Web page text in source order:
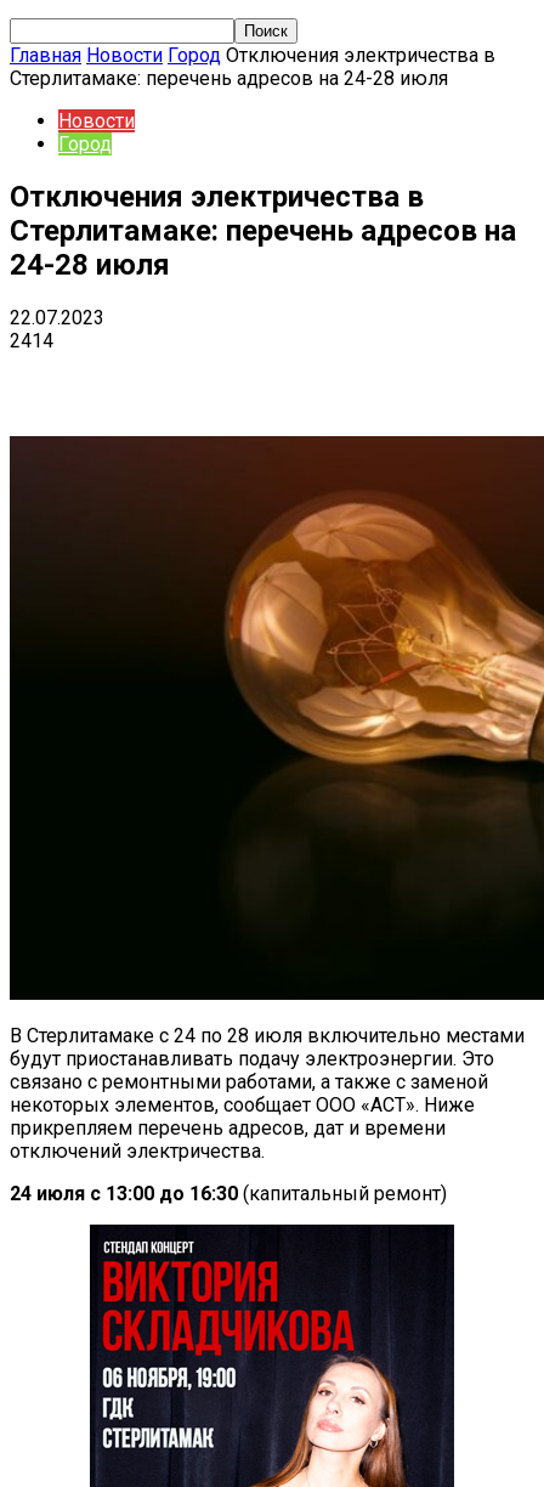
Главная Новости Город Отключения электричества в
Стерлитамаке: перечень адресов на 24-28 июля
Новости
Город
Отключения электричества в
Стерлитамаке: перечень адресов на
24-28 июля
22.07.2023
2414
В Стерлитамаке с 24 по 28 июля включительно местами
будут приостанавливать подачу электроэнергии. Это
связано с ремонтными работами, а также с заменой
некоторых элементов, сообщает ООО «АСТ». Ниже
прикрепляем перечень адресов, дат и времени
отключений электричества.
24 июля с 13:00 до 16:30 (капитальный ремонт)